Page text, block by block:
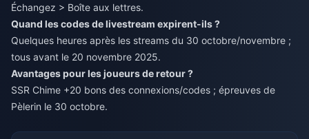
Échangez > Boîte aux lettres.
Quand les codes de livestream expirent-ils ?
Quelques heures après les streams du 30 octobre/novembre ;
tous avant le 20 novembre 2025.
Avantages pour les joueurs de retour ?
SSR Chime +20 bons des connexions/codes ; épreuves de
Pèlerin le 30 octobre.